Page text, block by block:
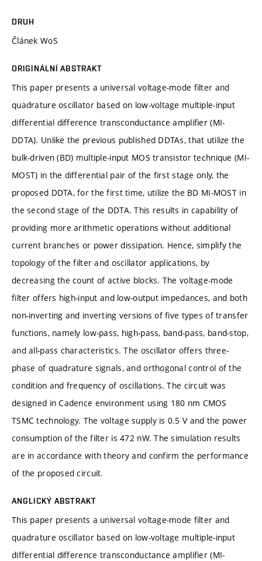
DRUH
Článek WoS
ORIGINÁLNÍ ABSTRAKT
This paper presents a universal voltage-mode filter and
quadrature oscillator based on low-voltage multiple-input
differential difference transconductance amplifier (MI-
DDTA). Unlike the previous published DDTAs, that utilize the
bulk-driven (BD) multiple-input MOS transistor technique (MI-
MOST) in the differential pair of the first stage only, the
proposed DDTA, for the first time, utilize the BD MI-MOST in
the second stage of the DDTA. This results in capability of
providing more arithmetic operations without additional
current branches or power dissipation. Hence, simplify the
topology of the filter and oscillator applications, by
decreasing the count of active blocks. The voltage-mode
filter offers high-input and low-output impedances, and both
non-inverting and inverting versions of five types of transfer
functions, namely low-pass, high-pass, band-pass, band-stop,
and all-pass characteristics. The oscillator offers three-
phase of quadrature signals, and orthogonal control of the
condition and frequency of oscillations. The circuit was
designed in Cadence environment using 180 nm CMOS
TSMC technology. The voltage supply is 0.5 V and the power
consumption of the filter is 472 nW. The simulation results
are in accordance with theory and confirm the performance
of the proposed circuit.
ANGLICKÝ ABSTRAKT
This paper presents a universal voltage-mode filter and
quadrature oscillator based on low-voltage multiple-input
differential difference transconductance amplifier (MI-